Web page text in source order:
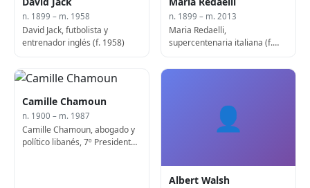
n. 1899 – m. 1958
David Jack, futbolista y
entrenador inglés (f. 1958)
n. 1899 – m. 2013
Maria Redaelli,
supercentenaria italiana (f.
Camille Chamoun
n. 1900 – m. 1987
Camille Chamoun, abogado y
político libanés, 7º Presidente
👤
Albert Walsh